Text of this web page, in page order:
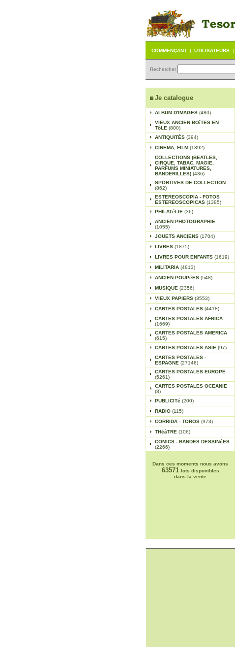
COMMENÇANT | UTILISATEURS |
Rechercher
Je catalogue
ALBUM D'IMAGES (480)
VIEUX ANCIEN BOîTES EN
TôLE (800)
ANTIQUITÉS (394)
CINEMA, FILM (1392)
COLLECTIONS (BEATLES,
CIRQUE, TABAC, MAGIE,
PARFUMS MINIATURES,
BANDERILLES) (436)
SPORTIVES DE COLLECTION
(862)
ESTEREOSCOPIA - FOTOS
ESTEREOSCOPICAS (1385)
PHILATéLIE (36)
ANCIEN PHOTOGRAPHIE
(1055)
JOUETS ANCIENS (1704)
LIVRES (1875)
LIVRES POUR ENFANTS (1619)
MILITARIA (4813)
ANCIEN POUPéES (548)
MUSIQUE (2356)
VIEUX PAPIERS (3553)
CARTES POSTALES (4418)
CARTES POSTALES AFRICA
(1669)
CARTES POSTALES AMERICA
(615)
CARTES POSTALES ASIE (97)
CARTES POSTALES -
ESPAGNE (27146)
CARTES POSTALES EUROPE
(5261)
CARTES POSTALES OCEANIE
(8)
PUBLICITé (200)
RADIO (115)
CORRIDA - TOROS (973)
THéâTRE (106)
COMICS - BANDES DESSINéES
(2266)
Dans ces moments nous avons
63571 lots disponibles
dans la vente